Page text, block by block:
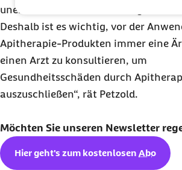
unerwünschte Nebenwirkungen
Deshalb ist es wichtig, vor der
Apitherapie-Produkten immer eine
einen Arzt zu konsultieren, um
Gesundheitsschäden durch
auszuschließen“, rät Petzold.
Möchten Sie unseren Newsletter
Hier geht's zum kostenlosen Abo